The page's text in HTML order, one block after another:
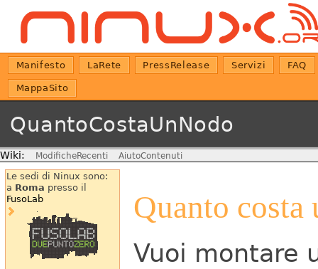
Manifesto LaRete PressRelease Servizi FAQ
MappaSito
QuantoCostaUnNodo
Wiki: ModificheRecenti AiutoContenuti
Le sedi di Ninux sono:
a Roma presso il
FusoLab
Quanto costa
Vuoi montare